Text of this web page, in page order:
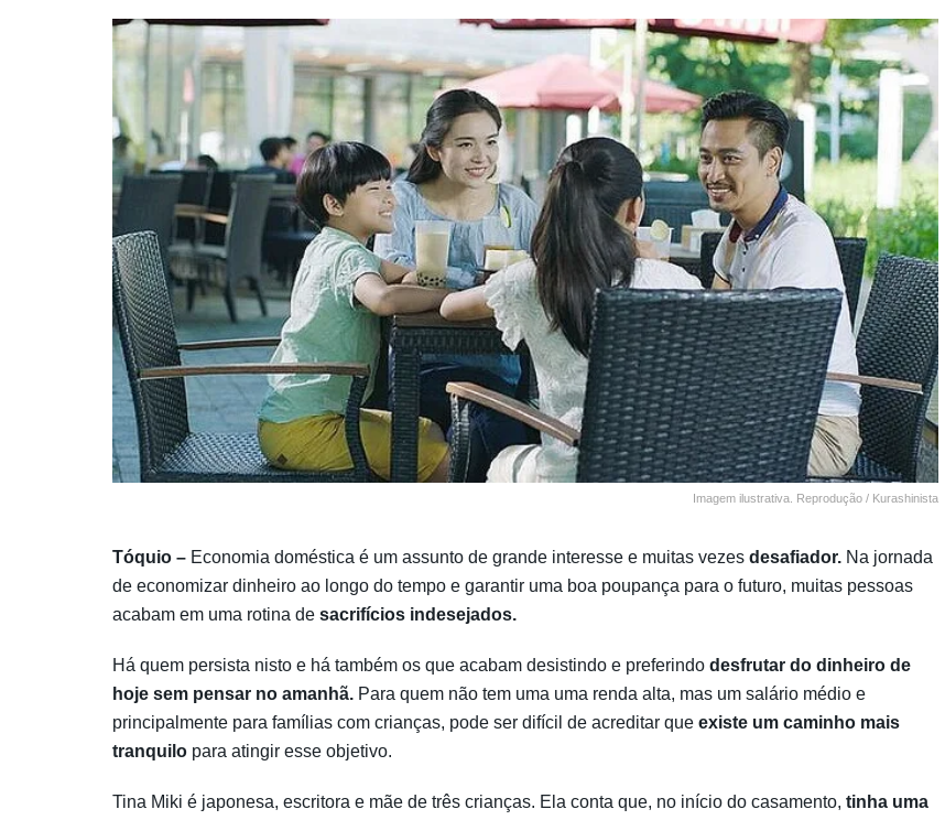
Imagem ilustrativa. Reprodução / Kurashinista
Tóquio – Economia doméstica é um assunto de grande interesse e muitas vezes desafiador. Na jornada
de economizar dinheiro ao longo do tempo e garantir uma boa poupança para o futuro, muitas pessoas
acabam em uma rotina de sacrifícios indesejados.
Há quem persista nisto e há também os que acabam desistindo e preferindo desfrutar do dinheiro de
hoje sem pensar no amanhã. Para quem não tem uma uma renda alta, mas um salário médio e
principalmente para famílias com crianças, pode ser difícil de acreditar que existe um caminho mais
tranquilo para atingir esse objetivo.
Tina Miki é japonesa, escritora e mãe de três crianças. Ela conta que, no início do casamento, tinha uma